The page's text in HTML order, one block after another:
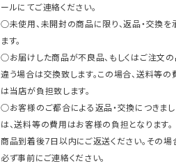
ールにてご連絡ください。
○未使用、未開封の商品に限り、返品・交換を
ます。
○お届けした商品が不良品、もしくはご注文の
違う場合は交換致します。この場合、送料等の
は当店が負担致します。
○お客様のご都合による返品・交換につきま
は、送料等の費用はお客様の負担となります。
商品到着後7日以内にご返送ください。その場
必ず事前にご連絡ください。